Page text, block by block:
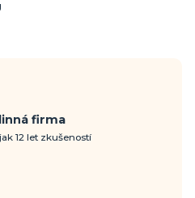
firma
12 let zkušeností